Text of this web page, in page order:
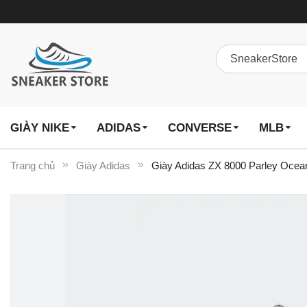
GIÀY NIKE ADIDAS CONVERSE MLB
Trang chủ Giày Adidas Giày Adidas ZX 8000 Parley